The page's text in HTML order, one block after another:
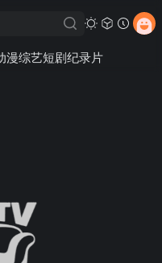
漫综艺短剧纪录片